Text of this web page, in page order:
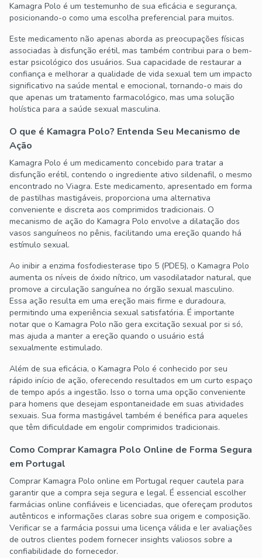
Kamagra Polo é um testemunho de sua eficácia e segurança,
posicionando-o como uma escolha preferencial para muitos.
Este medicamento não apenas aborda as preocupações físicas
associadas à disfunção erétil, mas também contribui para o bem-
estar psicológico dos usuários. Sua capacidade de restaurar a
confiança e melhorar a qualidade de vida sexual tem um impacto
significativo na saúde mental e emocional, tornando-o mais do
que apenas um tratamento farmacológico, mas uma solução
holística para a saúde sexual masculina.
O que é Kamagra Polo? Entenda Seu Mecanismo de
Ação
Kamagra Polo é um medicamento concebido para tratar a
disfunção erétil, contendo o ingrediente ativo sildenafil, o mesmo
encontrado no Viagra. Este medicamento, apresentado em forma
de pastilhas mastigáveis, proporciona uma alternativa
conveniente e discreta aos comprimidos tradicionais. O
mecanismo de ação do Kamagra Polo envolve a dilatação dos
vasos sanguíneos no pênis, facilitando uma ereção quando há
estímulo sexual.
Ao inibir a enzima fosfodiesterase tipo 5 (PDE5), o Kamagra Polo
aumenta os níveis de óxido nítrico, um vasodilatador natural, que
promove a circulação sanguínea no órgão sexual masculino.
Essa ação resulta em uma ereção mais firme e duradoura,
permitindo uma experiência sexual satisfatória. É importante
notar que o Kamagra Polo não gera excitação sexual por si só,
mas ajuda a manter a ereção quando o usuário está
sexualmente estimulado.
Além de sua eficácia, o Kamagra Polo é conhecido por seu
rápido início de ação, oferecendo resultados em um curto espaço
de tempo após a ingestão. Isso o torna uma opção conveniente
para homens que desejam espontaneidade em suas atividades
sexuais. Sua forma mastigável também é benéfica para aqueles
que têm dificuldade em engolir comprimidos tradicionais.
Como Comprar Kamagra Polo Online de Forma Segura
em Portugal
Comprar Kamagra Polo online em Portugal requer cautela para
garantir que a compra seja segura e legal. É essencial escolher
farmácias online confiáveis e licenciadas, que ofereçam produtos
autênticos e informações claras sobre sua origem e composição.
Verificar se a farmácia possui uma licença válida e ler avaliações
de outros clientes podem fornecer insights valiosos sobre a
confiabilidade do fornecedor.